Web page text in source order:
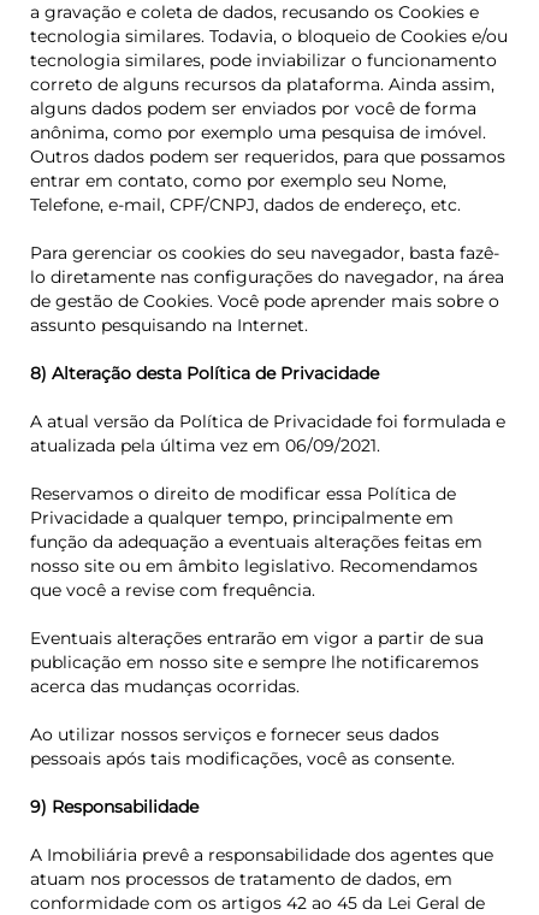
a gravação e coleta de dados, recusando os Cookies e
tecnologia similares. Todavia, o bloqueio de Cookies e/ou
tecnologia similares, pode inviabilizar o funcionamento
correto de alguns recursos da plataforma. Ainda assim,
alguns dados podem ser enviados por você de forma
anônima, como por exemplo uma pesquisa de imóvel.
Outros dados podem ser requeridos, para que possamos
entrar em contato, como por exemplo seu Nome,
Telefone, e-mail, CPF/CNPJ, dados de endereço, etc.
Para gerenciar os cookies do seu navegador, basta fazê-
lo diretamente nas configurações do navegador, na área
de gestão de Cookies. Você pode aprender mais sobre o
assunto pesquisando na Internet.
8) Alteração desta Política de Privacidade
A atual versão da Política de Privacidade foi formulada e
atualizada pela última vez em 06/09/2021.
Reservamos o direito de modificar essa Política de
Privacidade a qualquer tempo, principalmente em
função da adequação a eventuais alterações feitas em
nosso site ou em âmbito legislativo. Recomendamos
que você a revise com frequência.
Eventuais alterações entrarão em vigor a partir de sua
publicação em nosso site e sempre lhe notificaremos
acerca das mudanças ocorridas.
Ao utilizar nossos serviços e fornecer seus dados
pessoais após tais modificações, você as consente.
9) Responsabilidade
A Imobiliária prevê a responsabilidade dos agentes que
atuam nos processos de tratamento de dados, em
conformidade com os artigos 42 ao 45 da Lei Geral de